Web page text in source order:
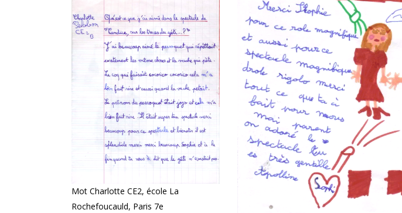
Mot Charlotte CE2, école La
Rochefoucauld, Paris 7e